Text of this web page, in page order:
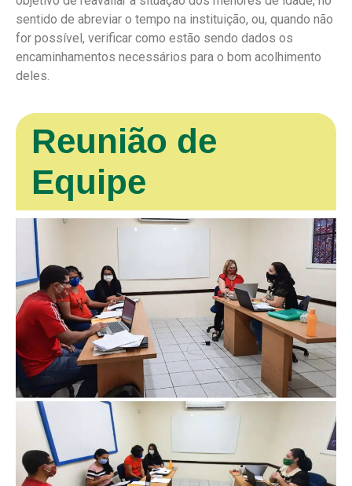
sentido de abreviar o tempo na instituição, ou, quando não
for possível, verificar como estão sendo dados os
encaminhamentos necessários para o bom acolhimento
deles.
Reunião de
Equipe